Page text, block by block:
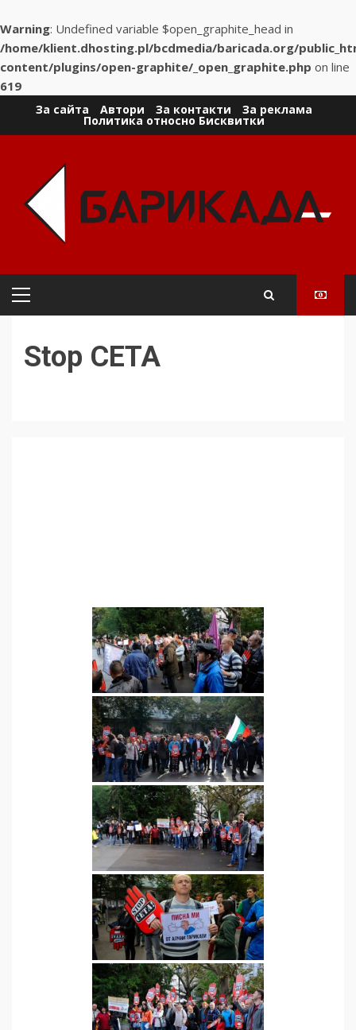
Warning: Undefined variable $open_graphite_head in
/home/klient.dhosting.pl/bcdmedia/baricada.org/
content/plugins/open-graphite/_open_graphite.php on line
619
За сайта Автори За контакти За реклама
Политика относно Бисквитки
Primary
Stop CETA